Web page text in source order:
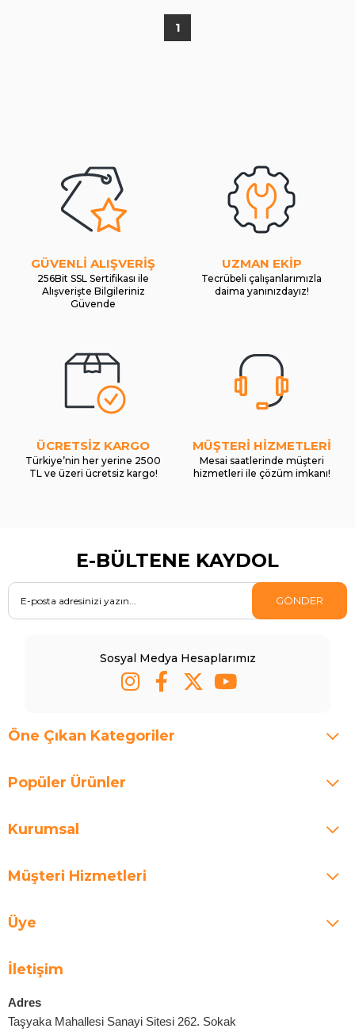
1
GÜVENLİ ALIŞVERİŞ
256Bit SSL Sertifikası ile
Alışverişte Bilgileriniz
Güvende
UZMAN EKİP
Tecrübeli çalışanlarımızla
daima yanınızdayız!
ÜCRETSİZ KARGO
Türkiye’nin her yerine 2500
TL ve üzeri ücretsiz kargo!
MÜŞTERİ HİZMETLERİ
Mesai saatlerinde müşteri
hizmetleri ile çözüm imkanı!
E-BÜLTENE KAYDOL
GÖNDER
Sosyal Medya Hesaplarımız
Öne Çıkan Kategoriler
Popüler Ürünler
Kurumsal
Müşteri Hizmetleri
Üye
İletişim
Adres
Taşyaka Mahallesi Sanayi Sitesi 262. Sokak